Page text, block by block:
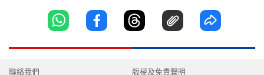
聯絡我們 版權及免責聲明